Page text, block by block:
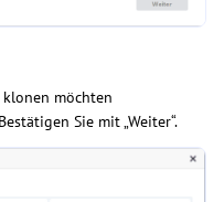
möchten
Sie mit „Weiter“.